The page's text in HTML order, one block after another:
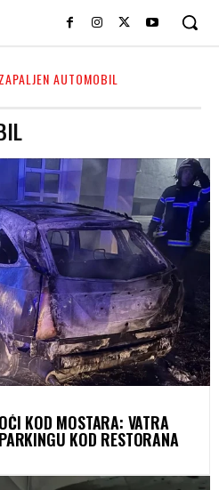
ZAPALJEN AUTOMOBIL
KOD MOSTARA: VATRA
KOD RESTORANA